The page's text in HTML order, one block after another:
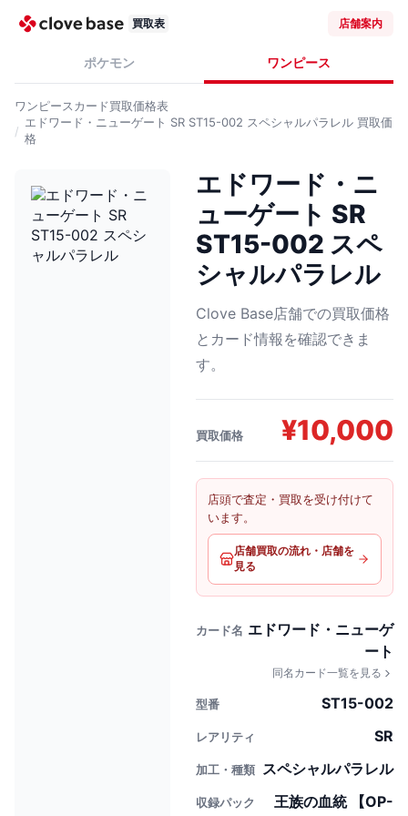
買取表 店舗案内
ポケモン ワンピース
ワンピースカード買取価格表
エドワード・ニューゲート SR ST15-002 スペシャルパラレル 買取価
格
エドワード・ニ
ューゲート SR
ST15-002 スペ
シャルパラレル
Clove Base店舗での買取価格
とカード情報を確認できま
す。
買取価格 ¥10,000
店頭で査定・買取を受け付けて
います。
店舗買取の流れ・店舗を
見る
カード名 エドワード・ニューゲ
ート
同名カード一覧を見る
型番 ST15-002
レアリティ SR
加工・種類 スペシャルパラレル
収録パック
王族の血統 【OP-